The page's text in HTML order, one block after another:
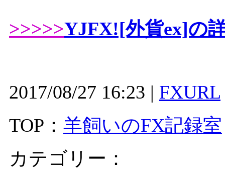
>>>>>YJFX![外貨ex]の
2017/08/27 16:23 | FXURL
TOP： 羊飼いのFX記録室
カテゴリー：